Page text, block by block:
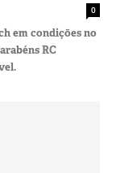
0
em condições no
RC